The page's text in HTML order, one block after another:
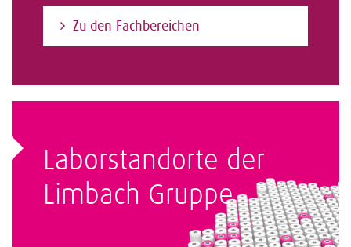
Zu den Fachbereichen
Laborstandorte der
Limbach Gruppe